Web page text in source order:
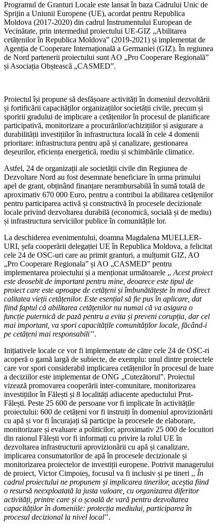
Programul de Granturi Locale este lansat în baza Cadrului Unic de
Sprijin a Uniunii Europene (UE), acordat pentru Republica
Moldova (2017-2020) din cadrul Instrumentului European de
Vecinătate, prin intermediul proiectului UE-GIZ „Abilitarea
cetățenilor în Republica Moldova” (2019-2021) și implementat de
Agenția de Cooperare Internațională a Germaniei (GIZ). În regiunea
de Nord partenerii proiectului sunt AO „Pro Cooperare Regională”
și Asociația Obștească „CASMED”.
Proiectul își propune să desfășoare activități în domeniul dezvoltării
și fortificării capacităților organizațiilor societății civile, precum și
sporirii gradului de implicare a cetățenilor în procesul de planificare
participativă, monitorizare a procurărilor/achizițiilor și asigurare a
durabilității investițiilor în infrastructura locală în cele 4 domenii
prioritare: infrastructura pentru apă și canalizare, gestionarea
deșeurilor, eficiența energetică, mediu și schimbările climatice.
Astfel, 24 de organizații ale societății civile din Regiunea de
Dezvoltare Nord au fost desemnate beneficiare în urma primului
apel de grant, obținând finanțare nerambursabilă în sumă totală de
aproximativ 670 000 Euro, pentru a contribui la abilitarea cetățenilor
pentru participarea activă și constructivă în procesele decizionale
locale privind dezvoltarea durabilă (economică, socială și de mediu)
și infrastructura serviciilor publice în comunitățile lor.
La deschiderea evenimentului, doamna Magdalena MUELLER-
URI, șefa cooperării delegației UE în Republica Moldova, a felicitat
cele 24 de OSC-uri care au primit granturi, a mulțumit GIZ, AO
„Pro Cooperare Regionala” și AO „CASMED” pentru
implementarea proiectului și a menționat următoarele ,, Acest proiect
este deosebit de important pentru mine, deoarece este tipul de
proiect care este aproape de cetățeni și îmbunătățește în mod direct
calitatea vieții cetățenilor. Este esențial să fie pus în aplicare, dat
fiind faptul că abilitarea cetățenilor nu numai că va asigura o
funcție puternică de pază pentru a evita și preveni corupția, dar cel
mai important, va spori capacitățile comunităților locale, făcând-i
pe cetățeni mai responsabili’’.
Inițiativele locale ce vor fi implementate de către cele 24 de OSC-ri
acoperă o gamă largă de subiecte, de exemplu: unul dintre proiectele
care vor spori considerabil implicarea cetățenilor în procesul de luare
a deciziilor este implementat de ONG „Cutezătorul”. Proiectul
vizează promovarea cooperării inter-comunitare, monitorizarea
investițiilor în Fălești și 8 localități adiacente apeductului Prut-
Fălești. Peste 25 600 de persoane vor fi implicate în activitățile
proiectului: 600 de cetățeni vor fi instruiți în domeniul aprovizionării
cu apă și vor fi încurajați să participe la procesele de elaborare,
monitorizare și evaluare a politicilor; aproximativ 25 000 de locuitori
din raionul Fălești vor fi informați cu privire la rolul UE în
dezvoltarea infrastructurii aprovizionării cu apă și canalizare,
implicarea consumatorilor de apă în procesele decizionale și
monitorizarea proiectelor de investiții europene. Potrivit managerului
de proiect, Victor Cimpoieș, focusul va fi inclusiv și pe tineri ,, În
cadrul proiectului ne propunem și implicarea tinerilor, aceștia fiind
o resursă neexploatată la justa valoare, cu organizarea diferitor
activități, printre care și o școală de vară pentru dezvoltarea
capacităților în domeniile: protecția mediului, participarea în
procesul decizional la nivel local’’.